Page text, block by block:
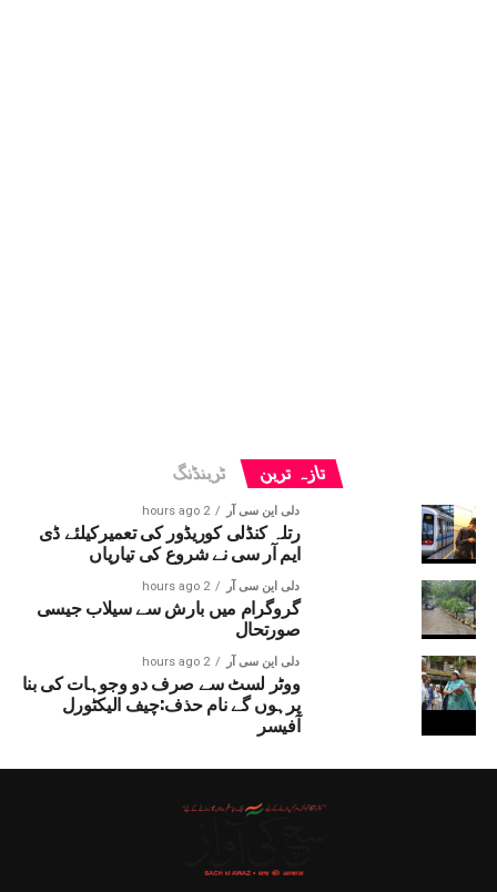
تازہ ترین ٹرینڈنگ
دلی این سی آر 2 hours ago
رتلہ کنڈلی کوریڈور کی تعمیرکیلئے ڈی
ایم آر سی نے شروع کی تیاریاں
دلی این سی آر 2 hours ago
گروگرام میں بارش سے سیلاب جیسی
صورتحال
دلی این سی آر 2 hours ago
ووٹر لسٹ سے صرف دو وجوہات کی بنا
پرہوں گے نام حذف:چیف الیکٹورل
آفیسر